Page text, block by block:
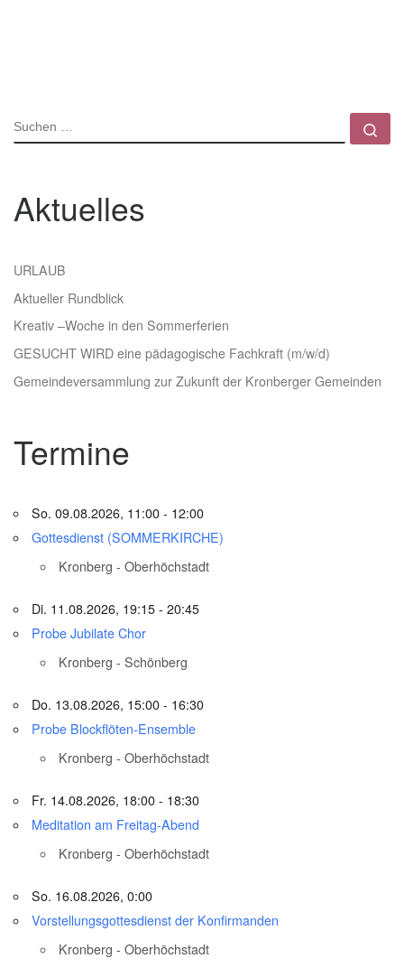
SUCHE
Aktuelles
URLAUB
Aktueller Rundblick
Kreativ –Woche in den Sommerferien
GESUCHT WIRD eine pädagogische Fachkraft (m/w/d)
Gemeindeversammlung zur Zukunft der Kronberger Gemeinden
Termine
So. 09.08.2026, 11:00 - 12:00
Gottesdienst (SOMMERKIRCHE)
Kronberg - Oberhöchstadt
Di. 11.08.2026, 19:15 - 20:45
Probe Jubilate Chor
Kronberg - Schönberg
Do. 13.08.2026, 15:00 - 16:30
Probe Blockflöten-Ensemble
Kronberg - Oberhöchstadt
Fr. 14.08.2026, 18:00 - 18:30
Meditation am Freitag-Abend
Kronberg - Oberhöchstadt
So. 16.08.2026, 0:00
Vorstellungsgottesdienst der Konfirmanden
Kronberg - Oberhöchstadt